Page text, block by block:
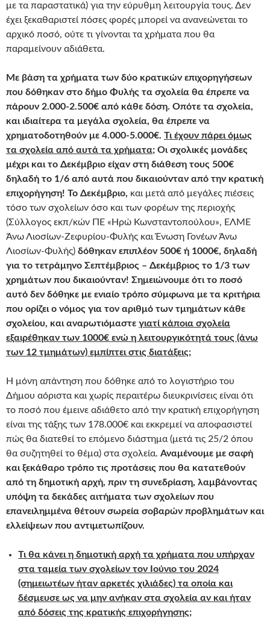
με τα παραστατικά) για την εύρυθμη λειτουργία τους. Δεν
έχει ξεκαθαριστεί πόσες φορές μπορεί να ανανεώνεται το
αρχικό ποσό, ούτε τι γίνονται τα χρήματα που θα
παραμείνουν αδιάθετα.
Με βάση τα χρήματα των δύο κρατικών επιχορηγήσεων
που δόθηκαν στο δήμο Φυλής τα σχολεία θα έπρεπε να
πάρουν 2.000-2.500€ από κάθε δόση. Οπότε τα σχολεία,
και ιδιαίτερα τα μεγάλα σχολεία, θα έπρεπε να
χρηματοδοτηθούν με 4.000-5.000€. Τι έχουν πάρει όμως
τα σχολεία από αυτά τα χρήματα; Οι σχολικές μονάδες
μέχρι και το Δεκέμβριο είχαν στη διάθεση τους 500€
δηλαδή το 1/6 από αυτά που δικαιούνταν από την κρατική
επιχορήγηση! Το Δεκέμβριο, και μετά από μεγάλες πιέσεις
τόσο των σχολείων όσο και των φορέων της περιοχής
(Σύλλογος εκπ/κών ΠΕ «Ηρώ Κωνσταντοπούλου», ΕΛΜΕ
Άνω Λιοσίων-Ζεφυρίου-Φυλής και Ένωση Γονέων Άνω
Λιοσίων-Φυλής) δόθηκαν επιπλέον 500€ ή 1000€, δηλαδή
για το τετράμηνο Σεπτέμβριος – Δεκέμβριος το 1/3 των
χρημάτων που δικαιούνταν! Σημειώνουμε ότι το ποσό
αυτό δεν δόθηκε με ενιαίο τρόπο σύμφωνα με τα κριτήρια
που ορίζει ο νόμος για τον αριθμό των τμημάτων κάθε
σχολείου, και αναρωτιόμαστε γιατί κάποια σχολεία
εξαιρέθηκαν των 1000€ ενώ η λειτουργικότητά τους (άνω
των 12 τμημάτων) εμπίπτει στις διατάξεις;
Η μόνη απάντηση που δόθηκε από το λογιστήριο του
Δήμου αόριστα και χωρίς περαιτέρω διευκρινίσεις είναι ότι
το ποσό που έμεινε αδιάθετο από την κρατική επιχορήγηση
είναι της τάξης των 178.000€ και εκκρεμεί να αποφασιστεί
πώς θα διατεθεί το επόμενο διάστημα (μετά τις 25/2 όπου
θα συζητηθεί το θέμα) στα σχολεία. Αναμένουμε με σαφή
και ξεκάθαρο τρόπο τις προτάσεις που θα κατατεθούν
από τη δημοτική αρχή, πριν τη συνεδρίαση, λαμβάνοντας
υπόψη τα δεκάδες αιτήματα των σχολείων που
επανειλημμένα θέτουν σωρεία σοβαρών προβλημάτων και
ελλείψεων που αντιμετωπίζουν.
Τι θα κάνει η δημοτική αρχή τα χρήματα που υπήρχαν
στα ταμεία των σχολείων τον Ιούνιο του 2024
(σημειωτέων ήταν αρκετές χιλιάδες) τα οποία και
δέσμευσε ως να μην ανήκαν στα σχολεία αν και ήταν
από δόσεις της κρατικής επιχορήγησης;